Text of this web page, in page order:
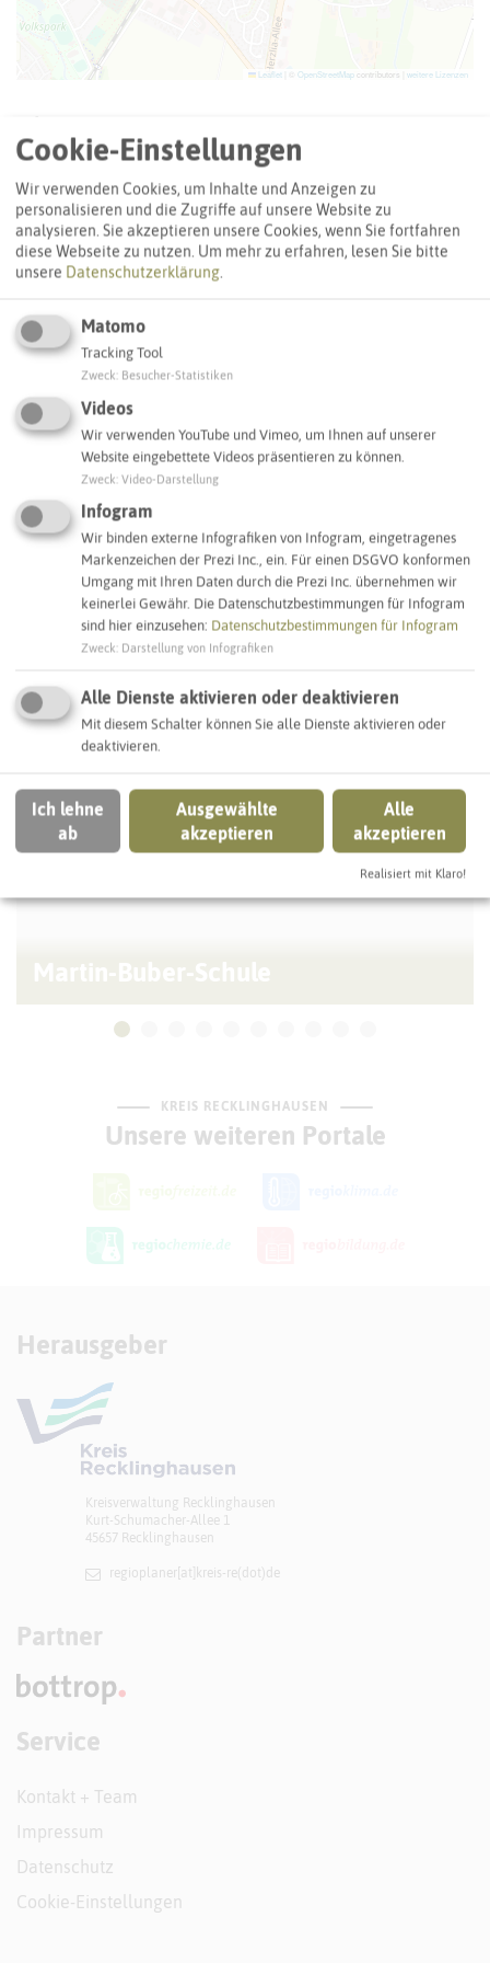
Leaflet OpenStreetMapcontributors | weitere Lizenzen
ZOB Marl
Bergstraße
45770 Marl
Webseite
Interaktive Karte
SCHLAGWORTE
So ordnen wir dieses Objekt ein
Busbahnhöfe
IN DER UMGEBUNG
Was Sie sonst noch entdecken können
MARL
KREIS RECKLINGHAUSEN
Unsere weiteren Portale
Herausgeber
Kreisverwaltung Recklinghausen
Kurt-Schumacher-Allee 1
45657 Recklinghausen
regioplaner[at]​kreis-re(dot)de
Partner
Service
Kontakt + Team
Impressum
Datenschutz
Cookie-Einstellungen
Cookie-Einstellungen
Wir verwenden Cookies, um Inhalte und Anzeigen zu
personalisieren und die Zugriffe auf unsere Website zu
analysieren. Sie akzeptieren unsere Cookies, wenn Sie fortfahren
diese Webseite zu nutzen. Um mehr zu erfahren, lesen Sie bitte
unsere Datenschutzerklärung.
Matomo
Tracking Tool
Zweck Besucher-Statistiken
Videos
Wir verwenden YouTube und Vimeo, um Ihnen auf unserer
Website eingebettete Videos präsentieren zu können.
Zweck Video-Darstellung
Infogram
Wir binden externe Infografiken von Infogram, eingetragenes
Markenzeichen der Prezi Inc., ein. Für einen DSGVO konformen
Umgang mit Ihren Daten durch die Prezi Inc. übernehmen wir
keinerlei Gewähr. Die Datenschutzbestimmungen für Infogram
sind hier einzusehen: Datenschutzbestimmungen für Infogram
Zweck Darstellung von Infografiken
Alle Dienste aktivieren oder deaktivieren
Mit diesem Schalter können Sie alle Dienste aktivieren oder
deaktivieren.
Ich lehne
ab
Ausgewählte
akzeptieren
Alle
akzeptieren
Realisiert mit Klaro!